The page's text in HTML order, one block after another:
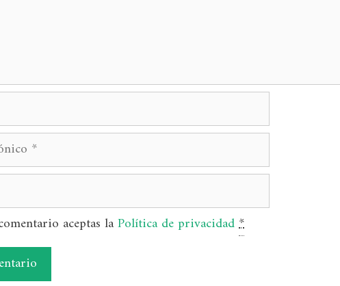
aceptas laPolítica de privacidad*